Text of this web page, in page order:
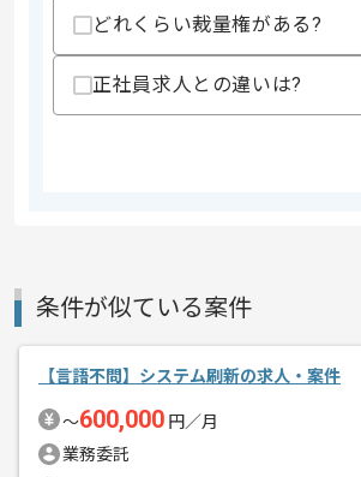
エージェントからのコ
メント
レバテックでの
ASTERIAでの
新しいアイディ
経験豊富なエン
スキルアップさ
どれくらい裁量権がある?
正社員求人との違いは?
条件が似ている案件
【言語不問】システム刷新の求人・案件
〜600,000 円／月
業務委託